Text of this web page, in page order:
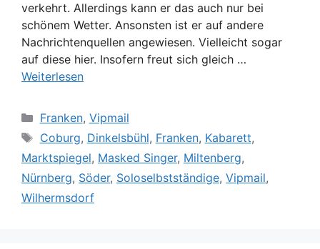
verkehrt. Allerdings kann er das auch nur bei
schönem Wetter. Ansonsten ist er auf andere
Nachrichtenquellen angewiesen. Vielleicht sogar
auf diese hier. Insofern freut sich gleich …
Weiterlesen
Kategorien
Franken, Vipmail
Schlagwörter
Coburg, Dinkelsbühl, Franken, Kabarett,
Marktspiegel, Masked Singer, Miltenberg,
Nürnberg, Söder, Soloselbstständige, Vipmail,
Wilhermsdorf